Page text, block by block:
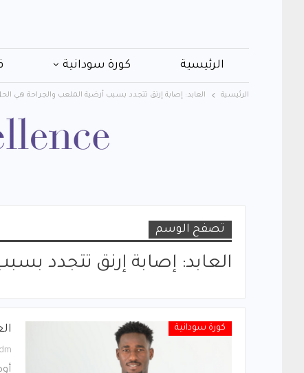
الرئيسية كورة سودانية
الرئيسية العابد: إصابة إرنق تتجدد بسبب أرضية الملعب والجراحة هي
تصفح الوسم
العابد: إصابة إرنق تتجدد
كورة سودانية